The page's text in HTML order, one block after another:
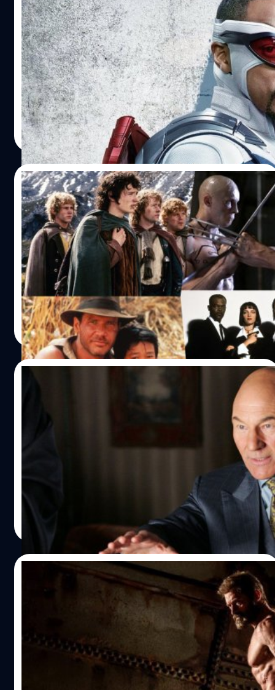
ข่าวลือ Captain America 4 อาจจะทำหน้าที่เชื
อมโยง Eternals และ Wolverine เข้าสู่
จักรวาลภาพยนตร์มาร์เวล
ข่าวลือล่าสุดมาจาก แดเนียล ริชต์แมน (Daniel Richtman)
เจ้าเก่า เขาผู้นี้คือผู้ปล่อยข่าววงในสายบันเทิง ก่อนที่จะมีการ
แถลงข่าวเป็นทางการเสียอีก และเมื่อใดที่เขาให้ข่าวเกี่ยวกับ
มาร์เวล จะค่อนข้างตรง ล่าสุดริชต์แมนออกมาเผยว่าเนื้อหา
ของ Captain America 4 จะทำหน้าที่เปิดตัว Wolverine เข้าสู่
จักรวาลภาพยนตร์มาร์เวล เขาเผยพล็อตเรื่องสั้น ๆ ไว้ว่า "เป็น
เรื่องราวของกรณีพิพาทระดับสากลเพื่อช่วงชิงโลหะล้ำค่าชนิด
ใหม่ที่ชื่อว่า 'อะดาแมนเทียม' " แต่ 'อะดาแมนเทียม' นั้น ไม่ใช่
ของใหม่สำหรับแฟน ๆ มาร์เวล แต่อย่างใด เรารู้กันดีอยู่แล้วว่า
มันคือโลหะที่เป็นทั้งกระดูกและกรงเล็บของ Wolverine
สุชยา เกษจำรัส| 1317 days ago
Read More
19/10/2022
ปี 2022 นี่เป็นปีแห่งการ Reunion จริง ๆ นะ:
10 โมเมนต์รียูเนียนน่าประทับใจของฮอลลีวูด
ตลอดทั้งปี 2022 นี้เป็นปีที่มีความน่าสนใจร่วมกันอย่างหนึ่งคือ
เป็นปีแห่งการกลับมารวมตัวกันอีกครั้ง หรือที่เรียกกันว่า รี
ยูเนียน (Reunion) ของวงการบันเทิงฮอลลีวูดอย่างชนิดที่เรียก
ว่าน่าบังเอิญอย่างแปลกใจ
ประภาส อยู่เย็น| 1387 days ago
Read More
15/10/2022
Patrick Stewart กลายเป็นนักแสดงที่รับบท
ในหนัง Marvel ยาวนานที่สุดในโลก
เซอร์ แพทริก สจวร์ต (Patrick Stewart) กลายเป็นเจ้าของ
สถิติเป็นนักแสดงที่รับบทเป็นตัวละครในภาพยนตร์ของ
Marvel ยาวนานที่สุดในโลก ตามสถิติของกินเนสส์ เวิลด์ เร็ค
คอร์ด (Guinness World Records)
ประภาส อยู่เย็น
Ryan Reynold ยืนยัน Hugh Jackman เตรียม
กลับมารับบท วูล์ฟเวอรีน อีกครั้งใน
ไรอัน เรย์โนลด์ (Ryan Reynolds) ปล่อยคลิปประกาศว่า ฮิว
แจ็กแมน (Hugh Jackman) เตรียมกลับมารับบทวูล์ฟเวอรีน
(Wolverine) ใน'Deadpool 3' แน่นอน